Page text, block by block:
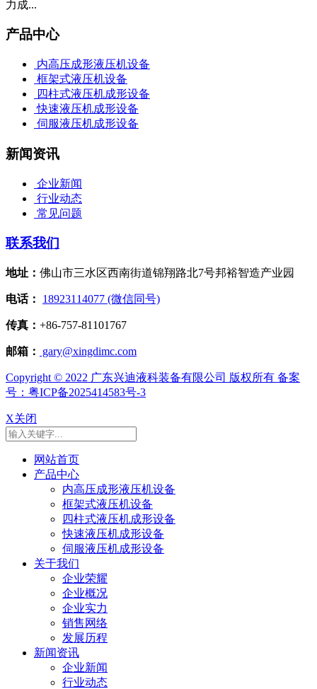
力成...
产品中心
内高压成形液压机设备
框架式液压机设备
四柱式液压机成形设备
快速液压机成形设备
伺服液压机成形设备
新闻资讯
企业新闻
行业动态
常见问题
联系我们
地址： 佛山市三水区西南街道锦翔路北7号邦裕智造产业园
电话： 18923114077 (微信同号)
传真： +86-757-81101767
邮箱： gary@xingdimc.com
Copyright © 2022 广东兴迪液科装备有限公司 版权所有 备案
号：粤ICP备2025414583号-3
X关闭
网站首页
产品中心
内高压成形液压机设备
框架式液压机设备
四柱式液压机成形设备
快速液压机成形设备
伺服液压机成形设备
关于我们
企业荣耀
企业概况
企业实力
销售网络
发展历程
新闻资讯
企业新闻
行业动态